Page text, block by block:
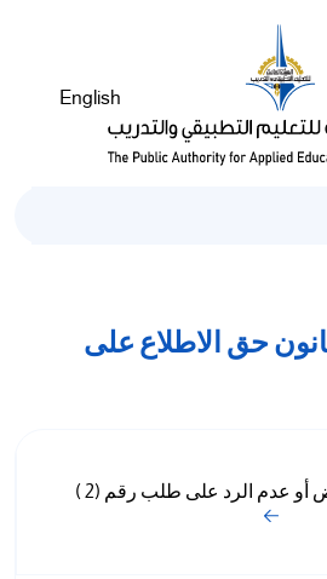
English
حق الاطلاع على
عدم الرد على طلب رقم (2 )